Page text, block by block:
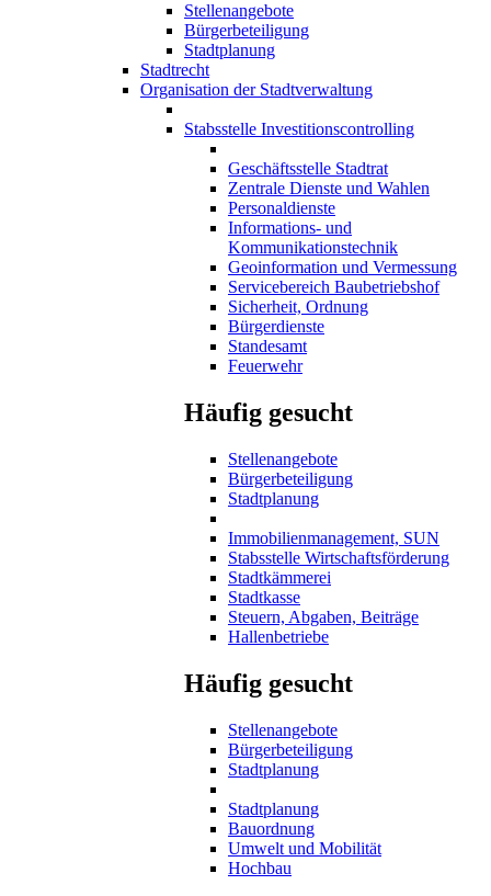
Stellenangebote
Bürgerbeteiligung
Stadtplanung
Stadtrecht
Organisation der Stadtverwaltung
Stabsstelle Investitionscontrolling
Geschäftsstelle Stadtrat
Zentrale Dienste und Wahlen
Personaldienste
Informations- und
Kommunikationstechnik
Geoinformation und Vermessung
Servicebereich Baubetriebshof
Sicherheit, Ordnung
Bürgerdienste
Standesamt
Feuerwehr
Häufig gesucht
Stellenangebote
Bürgerbeteiligung
Stadtplanung
Immobilienmanagement, SUN
Stabsstelle Wirtschaftsförderung
Stadtkämmerei
Stadtkasse
Steuern, Abgaben, Beiträge
Hallenbetriebe
Häufig gesucht
Stellenangebote
Bürgerbeteiligung
Stadtplanung
Stadtplanung
Bauordnung
Umwelt und Mobilität
Hochbau